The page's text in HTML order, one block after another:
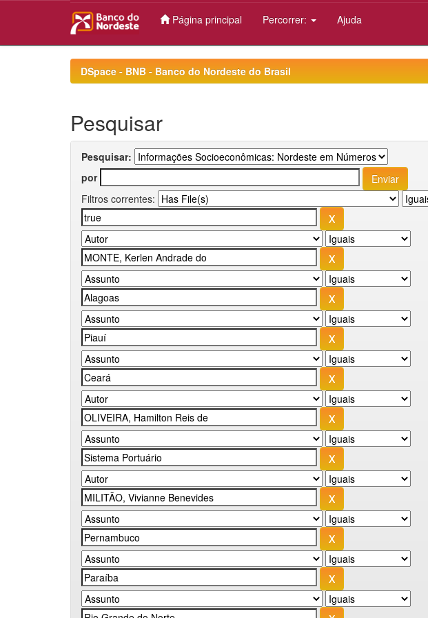
Página principal Percorrer: Ajuda
DSpace - BNB - Banco do Nordeste do Brasil
Pesquisar
Pesquisar:
por
Filtros correntes: